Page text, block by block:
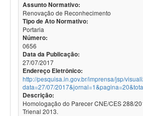
Assunto Normativo:
Renovação de Reconhecimento
Tipo de Ato Normativo:
Portaria
Número:
0656
Data da Publicação:
27/07/2017
Endereço Eletrônico:
http://pesquisa.in.gov.br/imprensa/jsp/
data=27/07/
Descrição:
Homologação do Parecer CNE/CES 288/
Trienal 2013.